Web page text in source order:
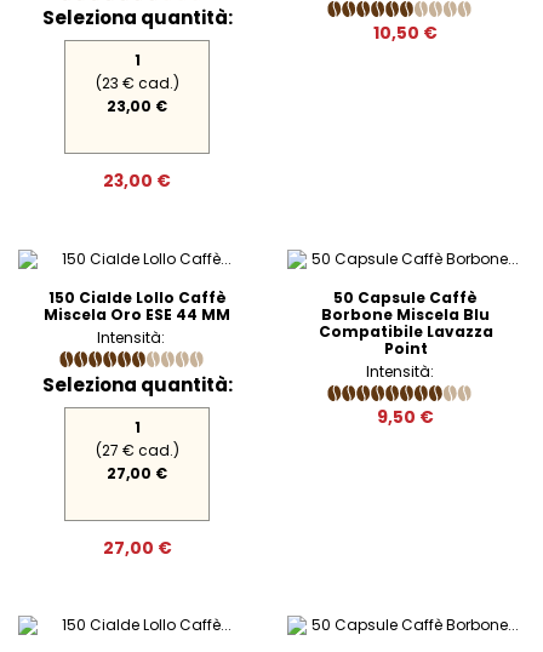
Seleziona quantità:
1
(23 € cad.)
23,00 €
23,00 €
10,50 €
150 Cialde Lollo Caffè
Miscela Oro ESE 44 MM
Intensità:
Seleziona quantità:
1
(27 € cad.)
27,00 €
27,00 €
50 Capsule Caffè
Borbone Miscela Blu
Compatibile Lavazza
Point
Intensità:
9,50 €